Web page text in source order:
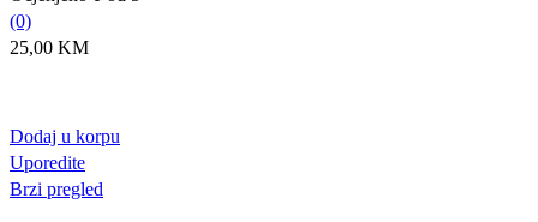
(0)
25,00 KM
Dodaj u korpu
Uporedite
Brzi pregled